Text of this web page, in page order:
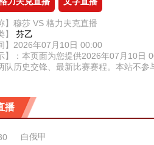
】穆莎 VS 格力夫克直播
】 芬乙
】2026年07月10日 00:00
】：本页面为您提供2026年07月10
队历史交锋、最新比赛赛程。本站不
播
白俄甲